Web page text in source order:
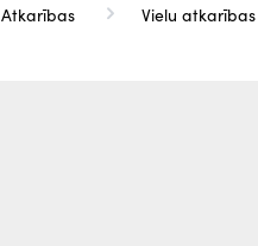
Atkarības Vielu atkarības